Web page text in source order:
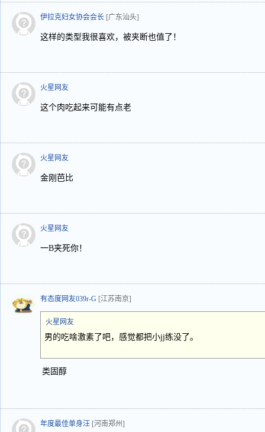
伊拉克妇女协会会长 [广东汕头]
这样的类型我很喜欢，被夹断也值了！
火星网友
这个肉吃起来可能有点老
火星网友
金刚芭比
火星网友
一B夹死你！
有态度网友039r-G [江苏南京]
火星网友
男的吃啥激素了吧，感觉都把小jj练没了。
类固醇
年度最佳单身汪 [河南郑州]